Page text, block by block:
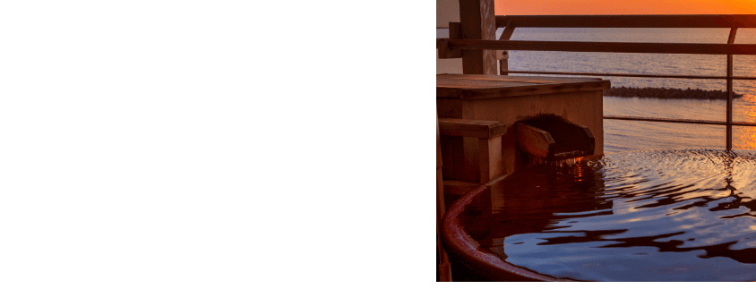
別なひとときを「毎月10分無
料」でご利用いただけます。
お湯で体がほぐれたら、次は占
い師さんとお話しして、心もほ
ぐしてみませんか？